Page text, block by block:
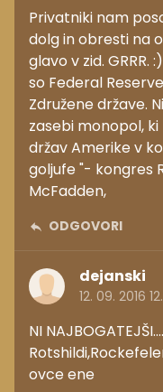
Privatniki nam
dolg in obresti na
glavo v zid.
so Federal
Združene države.
zasebi monopol, ki
držav Amerike v
goljufe "- kongres
McFadden,
ODGOVORI
dejanski
12. 09. 2016
NI
ovce ene